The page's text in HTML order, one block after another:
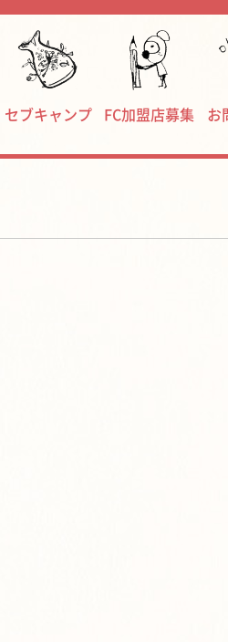
セブキャンプ FC加盟店募集 お